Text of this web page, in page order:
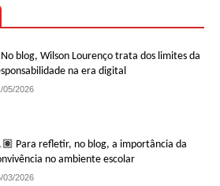
blog, Wilson Lourenço trata dos limites da
na era digital
05/2026
Para refletir, no blog, a importância da
no ambiente escolar
03/2026